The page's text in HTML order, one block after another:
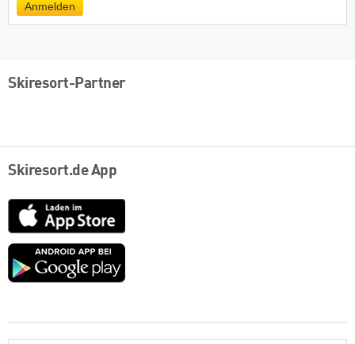
Anmelden
Skiresort-Partner
Skiresort.de App
App
Store
Google